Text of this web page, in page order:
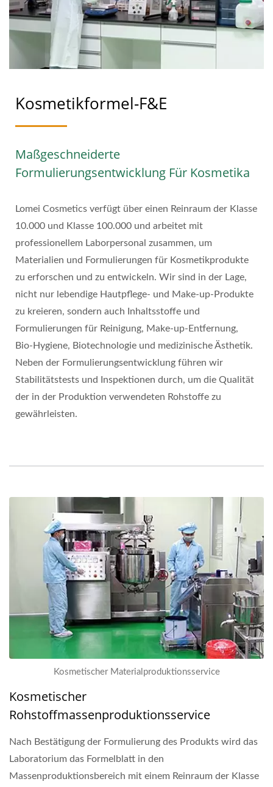
Kosmetikformel-F&E
Maßgeschneiderte
Formulierungsentwicklung Für Kosmetika
Lomei Cosmetics verfügt über einen Reinraum der Klasse
10.000 und Klasse 100.000 und arbeitet mit
professionellem Laborpersonal zusammen, um
Materialien und Formulierungen für Kosmetikprodukte
zu erforschen und zu entwickeln. Wir sind in der Lage,
nicht nur lebendige Hautpflege- und Make-up-Produkte
zu kreieren, sondern auch Inhaltsstoffe und
Formulierungen für Reinigung, Make-up-Entfernung,
Bio-Hygiene, Biotechnologie und medizinische Ästhetik.
Neben der Formulierungsentwicklung führen wir
Stabilitätstests und Inspektionen durch, um die Qualität
der in der Produktion verwendeten Rohstoffe zu
gewährleisten.
Kosmetischer Materialproduktionsservice
Kosmetischer
Rohstoffmassenproduktionsservice
Nach Bestätigung der Formulierung des Produkts wird das
Laboratorium das Formelblatt in den
Massenproduktionsbereich mit einem Reinraum der Klasse